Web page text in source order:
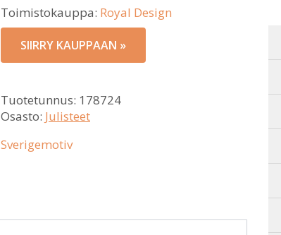
53,00 €.
hinta
on:
37,00 €.
Toimistokauppa: Royal Design
SIIRRY KAUPPAAN »
Tuotetunnus: 178724
Osasto: Julisteet
Sverigemotiv